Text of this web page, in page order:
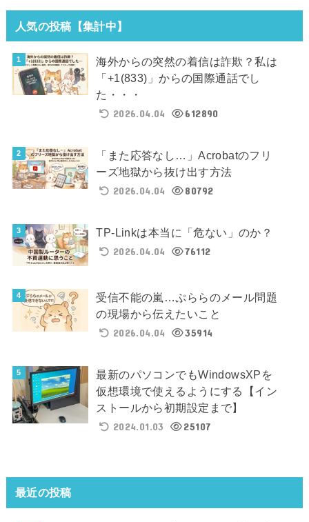
人気の投稿【集計中】
海外からの突然の着信は詐欺？私は
「+1(833)」からの国際通話でし
た・・・
2026.04.04
612890
「また応答なし…」Acrobatのフリ
ーズ地獄から抜け出す方法
2026.04.04
80792
TP-Linkは本当に「危ない」のか？
2026.04.04
76112
受信不能の嵐…ぷららのメール問題
の現場から伝えたいこと
2026.04.04
35914
最新のパソコンでもWindowsXPを
仮想環境で使えるようにする【イン
ストールから初期設定まで】
2024.01.03
25107
最近の投稿